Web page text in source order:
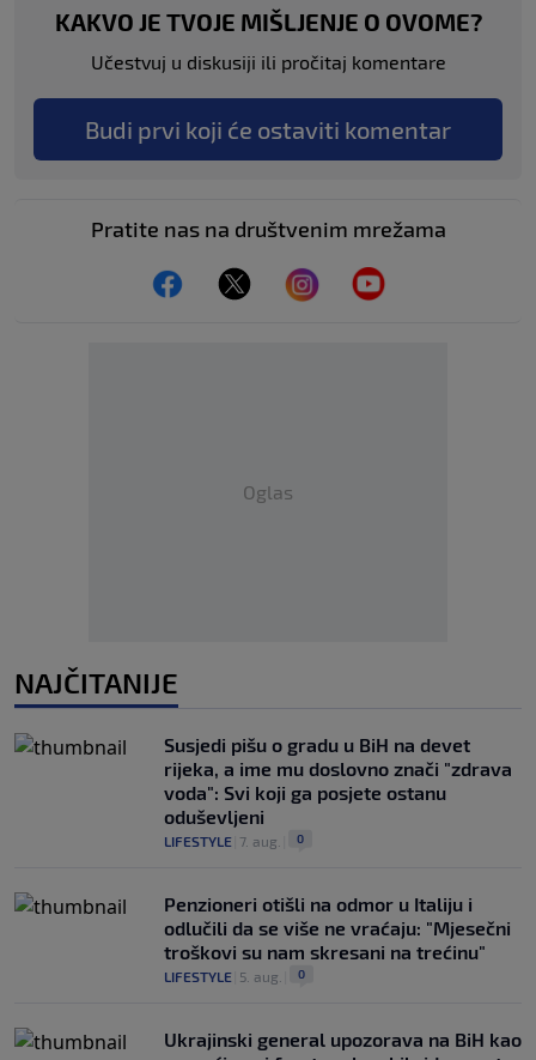
KAKVO JE TVOJE MIŠLJENJE O OVOME?
Učestvuj u diskusiji ili pročitaj komentare
Budi prvi koji će ostaviti komentar
Pratite nas na društvenim mrežama
Oglas
NAJČITANIJE
Susjedi pišu o gradu u BiH na devet
rijeka, a ime mu doslovno znači "zdrava
voda": Svi koji ga posjete ostanu
oduševljeni
LIFESTYLE 7. aug. 0
Penzioneri otišli na odmor u Italiju i
odlučili da se više ne vraćaju: "Mjesečni
troškovi su nam skresani na trećinu"
LIFESTYLE 5. aug. 0
Ukrajinski general upozorava na BiH kao